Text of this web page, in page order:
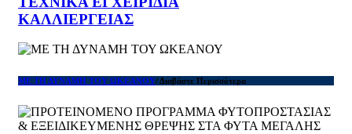
ΚΑΛΛΙΕΡΓΕΙΑΣ
ΜΕ ΤΗ ΔΥΝΑΜΗ ΤΟΥ ΩΚΕΑΝΟΥ/ Διαβάστε Περισσότερα